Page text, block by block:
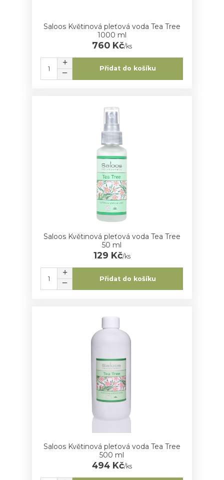
Saloos Květinová pleťová voda Tea Tree
1000 ml
760 Kč/ks
Přidat do košíku
Saloos Květinová pleťová voda Tea Tree
50 ml
129 Kč/ks
Přidat do košíku
Saloos Květinová pleťová voda Tea Tree
500 ml
494 Kč/ks